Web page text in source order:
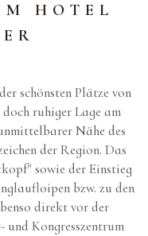
HOTEL
schönsten Plätze von
ruhiger Lage am
Nähe des
der Region. Das
sowie der Einstieg
bzw. zu den
direkt vor der
Kongresszentrum